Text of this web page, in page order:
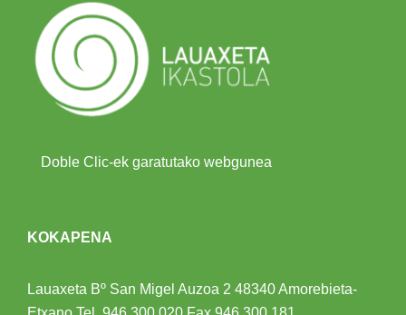
Doble Clic-ek garatutako webgunea
KOKAPENA
Lauaxeta Bº San Migel Auzoa 2 48340 Amorebieta-